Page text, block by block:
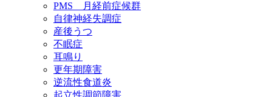
PMS 月経前症候群
自律神経失調症
産後うつ
不眠症
耳鳴り
更年期障害
逆流性食道炎
起立性調節障害